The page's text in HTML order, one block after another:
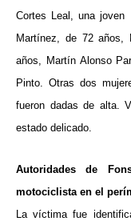
Cortes Leal, una
Martínez, de 72 años,
años, Martín Alonso
Pinto. Otras dos
fueron dadas de alta.
estado delicado.
Autoridades de
motociclista en el
La víctima fue